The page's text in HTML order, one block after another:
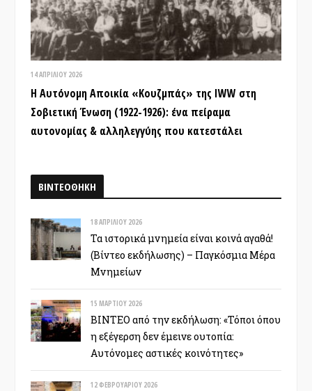
14 ΑΠΡΙΛΊΟΥ 2026
Η Αυτόνομη Αποικία «Κουζμπάς» της IWW στη
Σοβιετική Ένωση (1922-1926): ένα πείραμα
αυτονομίας & αλληλεγγύης που κατεστάλει
ΒΙΝΤΕΟΘΗΚΗ
18 ΑΠΡΙΛΊΟΥ 2026
Τα ιστορικά μνημεία είναι κοινά αγαθά!
(Βίντεο εκδήλωσης) – Παγκόσμια Μέρα
Μνημείων
15 ΜΑΡΤΊΟΥ 2026
ΒΙΝΤΕΟ από την εκδήλωση: «Τόποι όπου
η εξέγερση δεν έμεινε ουτοπία:
Αυτόνομες αστικές κοινότητες»
12 ΦΕΒΡΟΥΑΡΊΟΥ 2026